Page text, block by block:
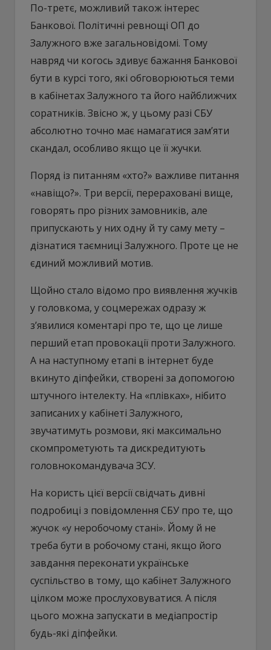
По-третє, можливий також інтерес
Банкової. Політичні ревнощі ОП до
Залужного вже загальновідомі. Тому
навряд чи когось здивує бажання Банкової
бути в курсі того, які обговорюються теми
в кабінетах Залужного та його найближчих
соратників. Звісно ж, у цьому разі СБУ
абсолютно точно має намагатися зам’яти
скандал, особливо якщо це її жучки.
Поряд із питанням «хто?» важливе питання
«навіщо?». Три версії, перераховані вище,
говорять про різних замовників, але
припускають у них одну й ту саму мету –
дізнатися таємниці Залужного. Проте це не
єдиний можливий мотив.
Щойно стало відомо про виявлення жучків
у головкома, у соцмережах одразу ж
з’явилися коментарі про те, що це лише
перший етап провокації проти Залужного.
А на наступному етапі в інтернет буде
вкинуто діпфейки, створені за допомогою
штучного інтелекту. На «плівках», нібито
записаних у кабінеті Залужного,
звучатимуть розмови, які максимально
скомпрометують та дискредитують
головнокомандувача ЗСУ.
На користь цієї версії свідчать дивні
подробиці з повідомлення СБУ про те, що
жучок «у неробочому стані». Йому й не
треба бути в робочому стані, якщо його
завдання переконати українське
суспільство в тому, що кабінет Залужного
цілком може прослуховуватися. А після
цього можна запускати в медіапростір
будь-які діпфейки.